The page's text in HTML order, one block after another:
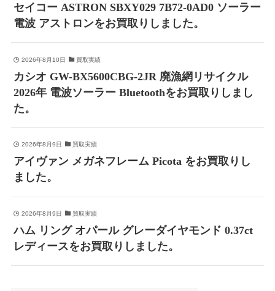
セイコー ASTRON SBXY029 7B72-0AD0 ソーラー
電波 アストロンをお買取りしました。
2026年8月10日 買取実績
カシオ GW-BX5600CBG-2JR 廃漁網リサイクル
2026年 電波ソーラー Bluetoothをお買取りしまし
た。
2026年8月9日 買取実績
アイヴァン メガネフレーム Picota をお買取りし
ました。
2026年8月9日 買取実績
ハム リング オパール グレーダイヤモンド 0.37ct
レディースをお買取りしました。